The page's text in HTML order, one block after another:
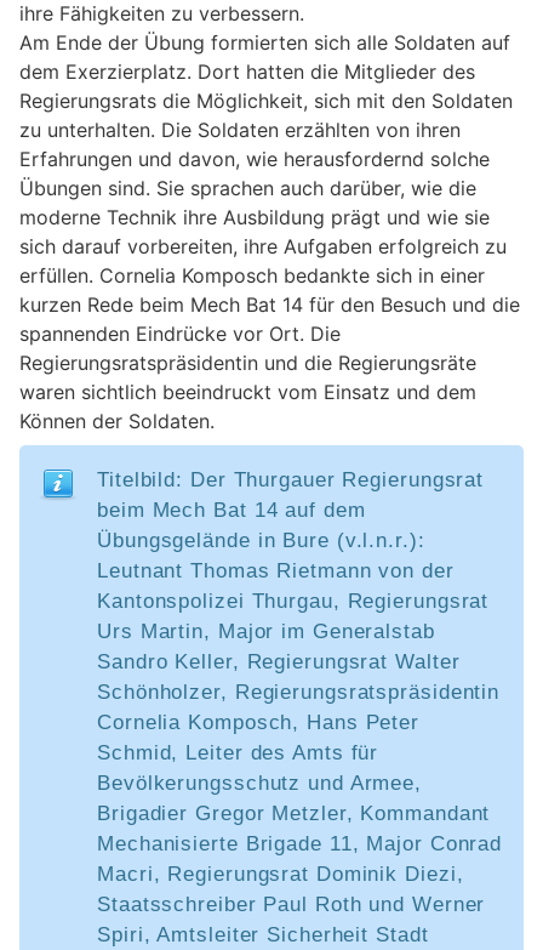
ihre Fähigkeiten zu verbessern.
Am Ende der Übung formierten sich alle Soldaten auf
dem Exerzierplatz. Dort hatten die Mitglieder des
Regierungsrats die Möglichkeit, sich mit den Soldaten
zu unterhalten. Die Soldaten erzählten von ihren
Erfahrungen und davon, wie herausfordernd solche
Übungen sind. Sie sprachen auch darüber, wie die
moderne Technik ihre Ausbildung prägt und wie sie
sich darauf vorbereiten, ihre Aufgaben erfolgreich zu
erfüllen. Cornelia Komposch bedankte sich in einer
kurzen Rede beim Mech Bat 14 für den Besuch und die
spannenden Eindrücke vor Ort. Die
Regierungsratspräsidentin und die Regierungsräte
waren sichtlich beeindruckt vom Einsatz und dem
Können der Soldaten.
Titelbild: Der Thurgauer Regierungsrat
beim Mech Bat 14 auf dem
Übungsgelände in Bure (v.l.n.r.):
Leutnant Thomas Rietmann von der
Kantonspolizei Thurgau, Regierungsrat
Urs Martin, Major im Generalstab
Sandro Keller, Regierungsrat Walter
Schönholzer, Regierungsratspräsidentin
Cornelia Komposch, Hans Peter
Schmid, Leiter des Amts für
Bevölkerungsschutz und Armee,
Brigadier Gregor Metzler, Kommandant
Mechanisierte Brigade 11, Major Conrad
Macri, Regierungsrat Dominik Diezi,
Staatsschreiber Paul Roth und Werner
Spiri, Amtsleiter Sicherheit Stadt